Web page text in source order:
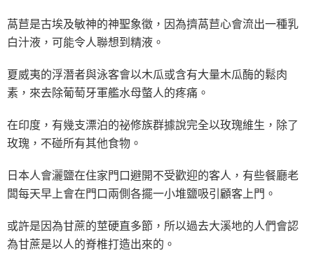
萵苣是古埃及敏神的神聖象徵，因為擠萵苣心會流出一種乳
白汁液，可能令人聯想到精液。
夏威夷的浮潛者與泳客會以木瓜或含有大量木瓜酶的鬆肉
素，來去除葡萄牙軍艦水母螫人的疼痛。
在印度，有幾支漂泊的祕修族群據說完全以玫瑰維生，除了
玫瑰，不碰所有其他食物。
日本人會灑鹽在住家門口避開不受歡迎的客人，有些餐廳老
闆每天早上會在門口兩側各擺一小堆鹽吸引顧客上門。
或許是因為甘蔗的莖硬直多節，所以過去大溪地的人們會認
為甘蔗是以人的脊椎打造出來的。